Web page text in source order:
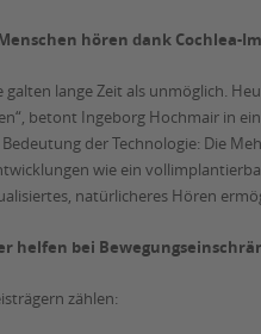
hören dank Cochlea-
galten lange Zeit als unmöglich.
betont Ingeborg Hochmair in
der Technologie: Die
wie ein
natürlicheres Hören
helfen bei
zählen: